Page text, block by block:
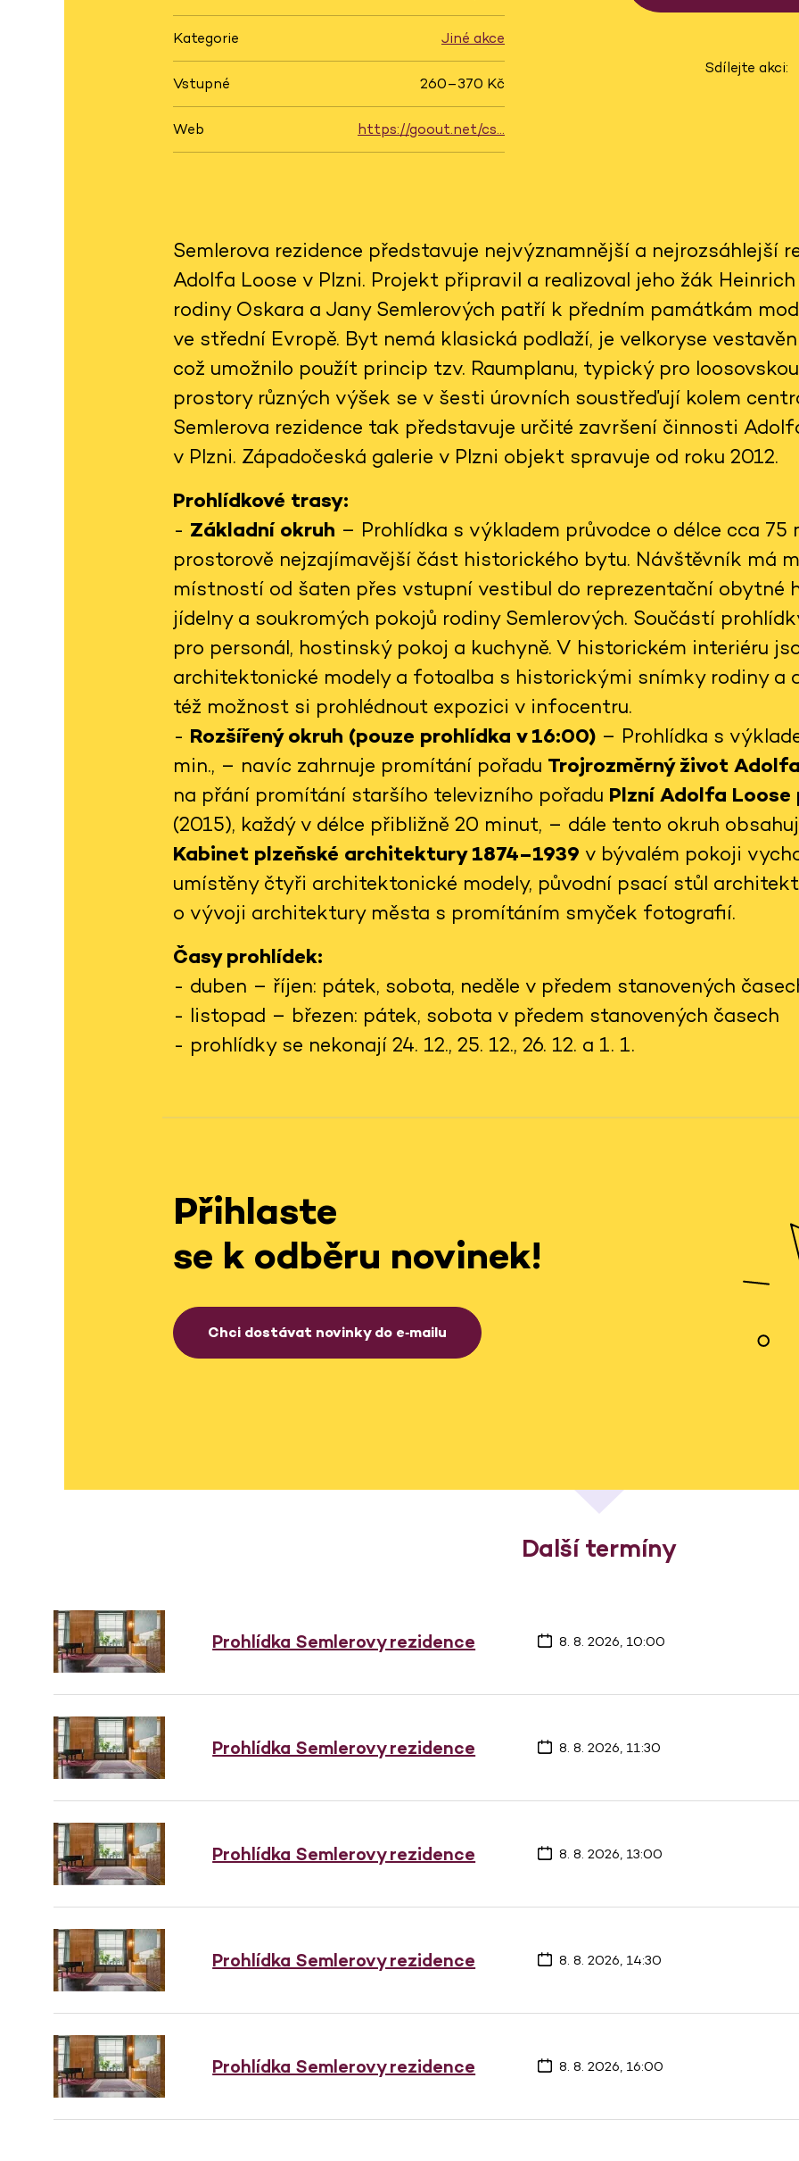
Kategorie Jiné akce
Vstupné 260–370 Kč
Web https://goout.net/cs…
Sdílejte akci:
Semlerova rezidence představuje nejvýznamnější a nejrozsáhlejší
Adolfa Loose v Plzni. Projekt připravil a realizoval jeho žák
rodiny Oskara a Jany Semlerových patří k předním památkám
ve střední Evropě. Byt nemá klasická podlaží, je velkoryse
což umožnilo použít princip tzv. Raumplanu, typický pro
prostory různých výšek se v šesti úrovních soustřeďují kolem
Semlerova rezidence tak představuje určité završení činnosti
v Plzni. Západočeská galerie v Plzni objekt spravuje od roku 2012.
Prohlídkové trasy:
- Základní okruh – Prohlídka s výkladem průvodce o délce cca 75
prostorově nejzajímavější část historického bytu. Návštěvník má
místností od šaten přes vstupní vestibul do reprezentační obytné
jídelny a soukromých pokojů rodiny Semlerových. Součástí
pro personál, hostinský pokoj a kuchyně. V historickém interiéru
architektonické modely a fotoalba s historickými snímky rodiny a
též možnost si prohlédnout expozici v infocentru.
- Rozšířený okruh (pouze prohlídka v 16:00) – Prohlídka s
min., – navíc zahrnuje promítání pořadu Trojrozměrný život
na přání promítání staršího televizního pořadu Plzní Adolfa
(2015), každý v délce přibližně 20 minut, – dále tento okruh
Kabinet plzeňské architektury 1874–1939 v bývalém pokoji
umístěny čtyři architektonické modely, původní psací stůl
o vývoji architektury města s promítáním smyček fotografií.
Časy prohlídek:
- duben – říjen: pátek, sobota, neděle v předem stanovených
- listopad – březen: pátek, sobota v předem stanovených časech
- prohlídky se nekonají 24. 12., 25. 12., 26. 12. a 1. 1.
Přihlaste
se k odběru novinek!
Chci dostávat novinky do e‑mailu
Další termíny
Prohlídka Semlerovy rezidence 8. 8. 2026, 10:00
Prohlídka Semlerovy rezidence 8. 8. 2026, 11:30
Prohlídka Semlerovy rezidence 8. 8. 2026, 13:00
Prohlídka Semlerovy rezidence 8. 8. 2026, 14:30
Prohlídka Semlerovy rezidence 8. 8. 2026, 16:00